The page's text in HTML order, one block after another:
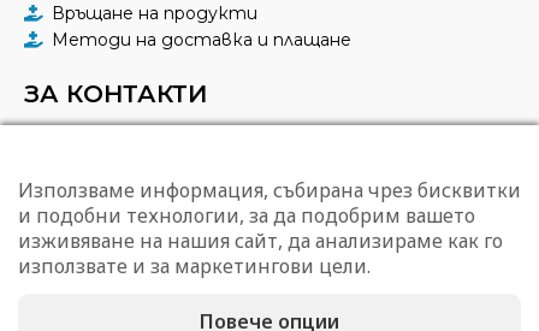
ЦВЯТ Sunset Coral
Връщане на продукти
Методи на доставка и плащане
ЗА КОНТАКТИ
0887 96 08 23
office@capresto.eu
09:00 – 17:00 ч. в делнични дни
Използваме информация, събирана чрез бисквитки
и подобни технологии, за да подобрим вашето
изживяване на нашия сайт, да анализираме как го
използвате и за маркетингови цели.
Повече опции